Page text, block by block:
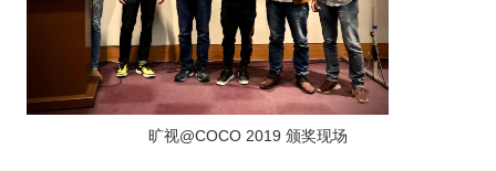
旷视@COCO 2019 颁奖现场